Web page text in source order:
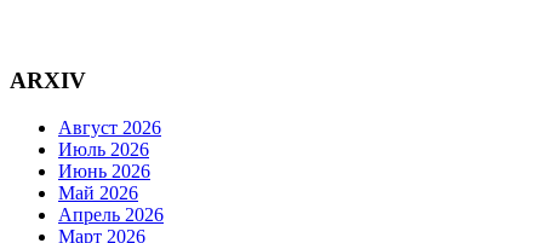
ARXIV
Август 2026
Июль 2026
Июнь 2026
Май 2026
Апрель 2026
Март 2026